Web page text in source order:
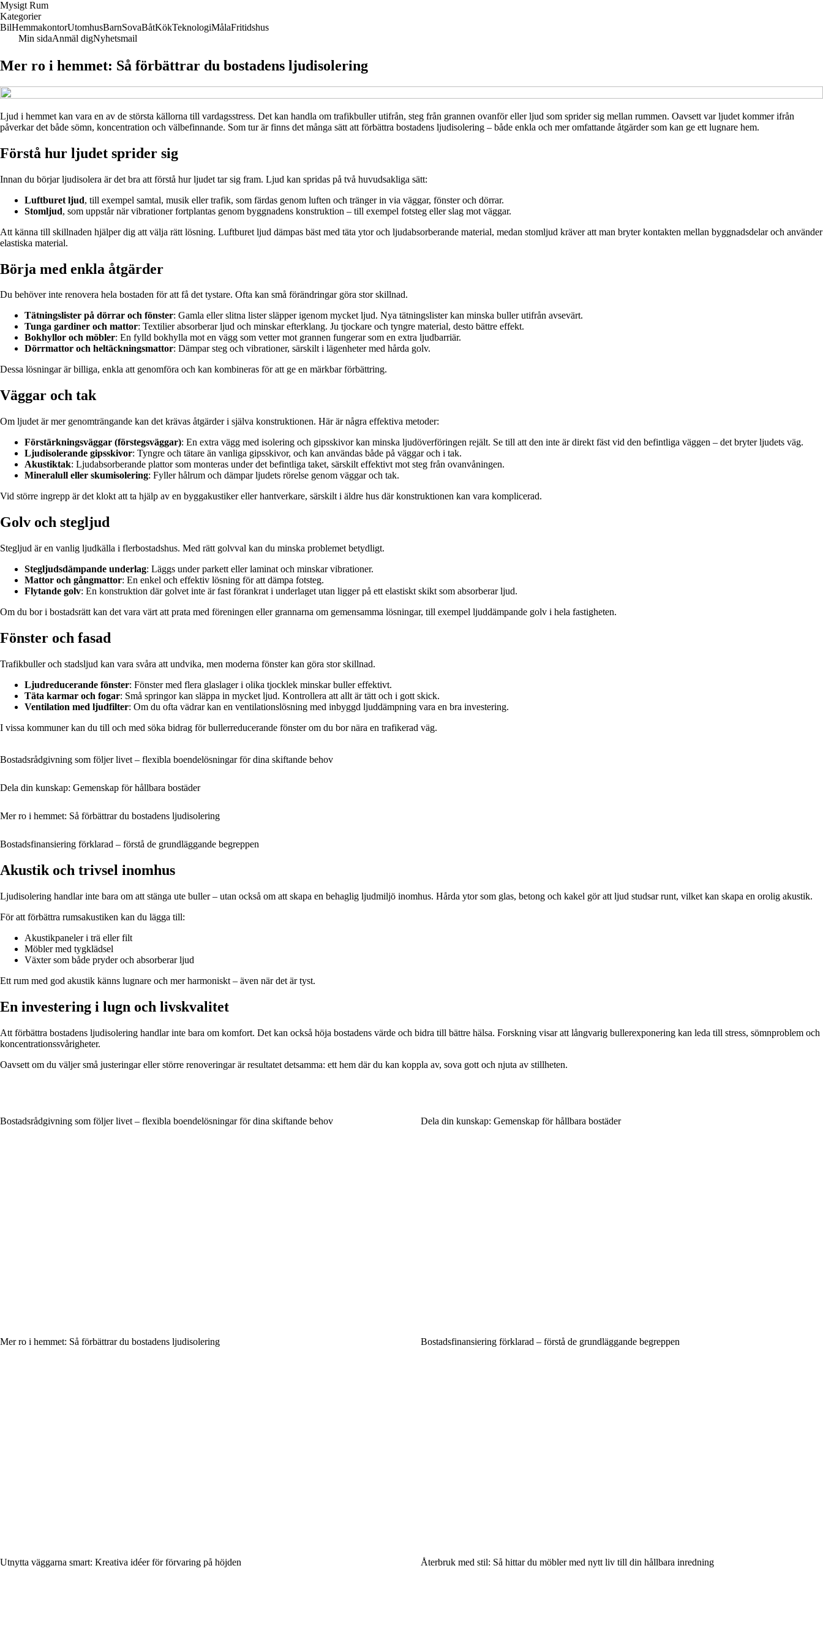
Mysigt Rum
Kategorier
BilHemmakontorUtomhusBarnSovaBåtKökTeknologiMålaFritidshus
Min sidaAnmäl digNyhetsmail
Mer ro i hemmet: Så förbättrar du bostadens ljudisolering
Ljud i hemmet kan vara en av de största källorna till vardagsstress. Det kan handla om trafikbuller utifrån, steg från grannen ovanför eller ljud som sprider sig mellan rummen. Oavsett var ljudet kommer ifrån
påverkar det både sömn, koncentration och välbefinnande. Som tur är finns det många sätt att förbättra bostadens ljudisolering – både enkla och mer omfattande åtgärder som kan ge ett lugnare hem.
Förstå hur ljudet sprider sig
Innan du börjar ljudisolera är det bra att förstå hur ljudet tar sig fram. Ljud kan spridas på två huvudsakliga sätt:
Luftburet ljud, till exempel samtal, musik eller trafik, som färdas genom luften och tränger in via väggar, fönster och dörrar.
Stomljud, som uppstår när vibrationer fortplantas genom byggnadens konstruktion – till exempel fotsteg eller slag mot väggar.
Att känna till skillnaden hjälper dig att välja rätt lösning. Luftburet ljud dämpas bäst med täta ytor och ljudabsorberande material, medan stomljud kräver att man bryter kontakten mellan byggnadsdelar och använder
elastiska material.
Börja med enkla åtgärder
Du behöver inte renovera hela bostaden för att få det tystare. Ofta kan små förändringar göra stor skillnad.
Tätningslister på dörrar och fönster: Gamla eller slitna lister släpper igenom mycket ljud. Nya tätningslister kan minska buller utifrån avsevärt.
Tunga gardiner och mattor: Textilier absorberar ljud och minskar efterklang. Ju tjockare och tyngre material, desto bättre effekt.
Bokhyllor och möbler: En fylld bokhylla mot en vägg som vetter mot grannen fungerar som en extra ljudbarriär.
Dörrmattor och heltäckningsmattor: Dämpar steg och vibrationer, särskilt i lägenheter med hårda golv.
Dessa lösningar är billiga, enkla att genomföra och kan kombineras för att ge en märkbar förbättring.
Väggar och tak
Om ljudet är mer genomträngande kan det krävas åtgärder i själva konstruktionen. Här är några effektiva metoder:
Förstärkningsväggar (förstegsväggar): En extra vägg med isolering och gipsskivor kan minska ljudöverföringen rejält. Se till att den inte är direkt fäst vid den befintliga väggen – det bryter ljudets väg.
Ljudisolerande gipsskivor: Tyngre och tätare än vanliga gipsskivor, och kan användas både på väggar och i tak.
Akustiktak: Ljudabsorberande plattor som monteras under det befintliga taket, särskilt effektivt mot steg från ovanvåningen.
Mineralull eller skumisolering: Fyller hålrum och dämpar ljudets rörelse genom väggar och tak.
Vid större ingrepp är det klokt att ta hjälp av en byggakustiker eller hantverkare, särskilt i äldre hus där konstruktionen kan vara komplicerad.
Golv och stegljud
Stegljud är en vanlig ljudkälla i flerbostadshus. Med rätt golvval kan du minska problemet betydligt.
Stegljudsdämpande underlag: Läggs under parkett eller laminat och minskar vibrationer.
Mattor och gångmattor: En enkel och effektiv lösning för att dämpa fotsteg.
Flytande golv: En konstruktion där golvet inte är fast förankrat i underlaget utan ligger på ett elastiskt skikt som absorberar ljud.
Om du bor i bostadsrätt kan det vara värt att prata med föreningen eller grannarna om gemensamma lösningar, till exempel ljuddämpande golv i hela fastigheten.
Fönster och fasad
Trafikbuller och stadsljud kan vara svåra att undvika, men moderna fönster kan göra stor skillnad.
Ljudreducerande fönster: Fönster med flera glaslager i olika tjocklek minskar buller effektivt.
Täta karmar och fogar: Små springor kan släppa in mycket ljud. Kontrollera att allt är tätt och i gott skick.
Ventilation med ljudfilter: Om du ofta vädrar kan en ventilationslösning med inbyggd ljuddämpning vara en bra investering.
I vissa kommuner kan du till och med söka bidrag för bullerreducerande fönster om du bor nära en trafikerad väg.
Bostadsrådgivning som följer livet – flexibla boendelösningar för dina skiftande behov
Dela din kunskap: Gemenskap för hållbara bostäder
Mer ro i hemmet: Så förbättrar du bostadens ljudisolering
Bostadsfinansiering förklarad – förstå de grundläggande begreppen
Akustik och trivsel inomhus
Ljudisolering handlar inte bara om att stänga ute buller – utan också om att skapa en behaglig ljudmiljö inomhus. Hårda ytor som glas, betong och kakel gör att ljud studsar runt, vilket kan skapa en orolig akustik.
För att förbättra rumsakustiken kan du lägga till:
Akustikpaneler i trä eller filt
Möbler med tygklädsel
Växter som både pryder och absorberar ljud
Ett rum med god akustik känns lugnare och mer harmoniskt – även när det är tyst.
En investering i lugn och livskvalitet
Att förbättra bostadens ljudisolering handlar inte bara om komfort. Det kan också höja bostadens värde och bidra till bättre hälsa. Forskning visar att långvarig bullerexponering kan leda till stress, sömnproblem och
koncentrationssvårigheter.
Oavsett om du väljer små justeringar eller större renoveringar är resultatet detsamma: ett hem där du kan koppla av, sova gott och njuta av stillheten.
Bostadsrådgivning som följer livet – flexibla boendelösningar för dina skiftande behov Dela din kunskap: Gemenskap för hållbara bostäder
Mer ro i hemmet: Så förbättrar du bostadens ljudisolering Bostadsfinansiering förklarad – förstå de grundläggande begreppen
Utnytta väggarna smart: Kreativa idéer för förvaring på höjden Återbruk med stil: Så hittar du möbler med nytt liv till din hållbara inredning